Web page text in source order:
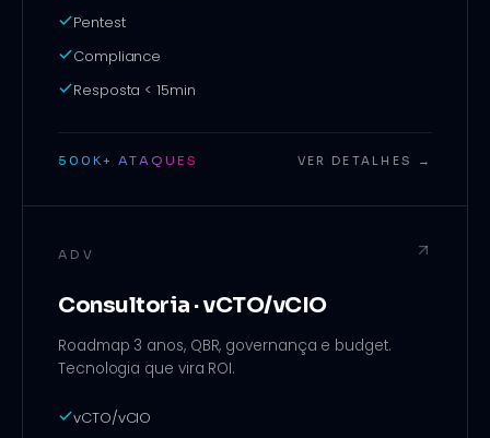
Pentest
Compliance
Resposta < 15min
500K+ ATAQUES VER DETALHES →
ADV
Consultoria · vCTO/vCIO
Roadmap 3 anos, QBR, governança e budget.
Tecnologia que vira ROI.
vCTO/vCIO